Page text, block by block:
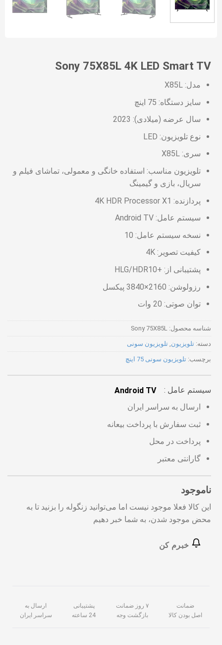
Sony 75X85L 4K LED Smart TV
مدل: X85L
سایز دستگاه: 75 اینچ
سال عرضه (میلادی): 2023
نوع تلویزیون: LED
سری: X85L
تلویزیون مناسب: استفاده خانگی و معمولی، تماشای فیلم و
سریال، بازی و گیمینگ
پردازنده: 4K HDR Processor X1
سیستم عامل: Android TV
نسخه سیستم عامل: 10
کیفیت تصویر: 4K
پشتیبانی از: +HLG/HDR10
رزولوشن: 2160×3840 پیکسل
توان صوتی: 20 وات
شناسه محصول: Sony 75X85L
دسته: تلویزیون, تلویزیون سونی
برچسب: تلویزیون سونی 75 اینچ
سیستم عامل
Android TV
ارسال به سراسر ایران
ثبت سفارش با پرداخت بیعانه
پرداخت در محل
گارانتی معتبر
ناموجود
این کالا فعلا موجود نیست اما می‌توانید زنگوله را بزنید تا به
محض موجود شدن، به شما خبر دهیم
ضمانت
اصل بودن کالا
۷ روز ضمانت
بازگشت وجه
پشتیبانی
24 ساعته
ارسال به
سراسر ایران